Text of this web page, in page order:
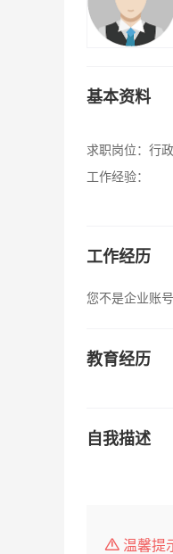
基本资料
求职岗位： 行
工作经验：
工作经历
您不是企业账
教育经历
自我描述
温馨提